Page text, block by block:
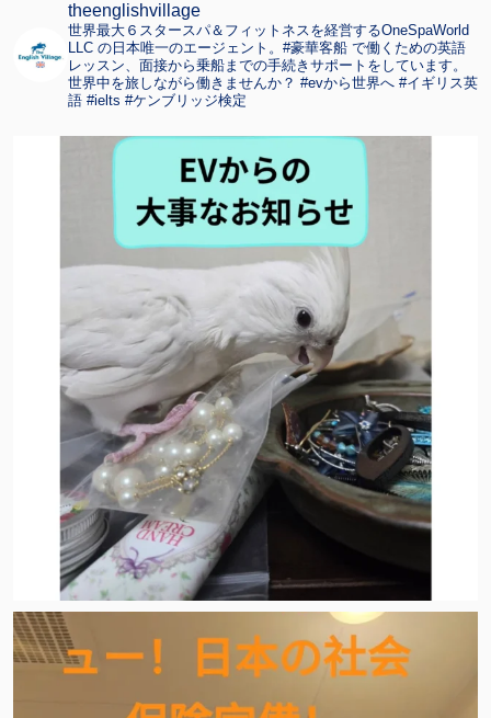
theenglishvillage
世界最大６スタースパ＆フィットネスを経営するOneSpaWorld
LLC の日本唯一のエージェント。#豪華客船 で働くための英語
レッスン、面接から乗船までの手続きサポートをしています。
世界中を旅しながら働きませんか？ #evから世界へ #イギリス英
語 #ielts #ケンブリッジ検定